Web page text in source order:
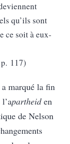
qu’ils sont
ce soit à eux-
117)
marqué la fin
partheiden
de Nelson